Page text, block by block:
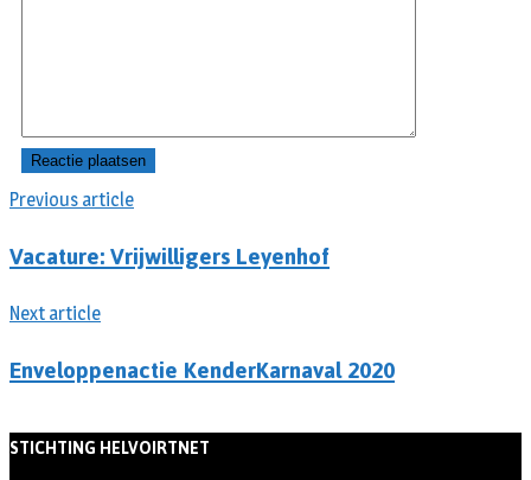
Previous article
Vacature: Vrijwilligers Leyenhof
Next article
Enveloppenactie KenderKarnaval 2020
STICHTING HELVOIRTNET